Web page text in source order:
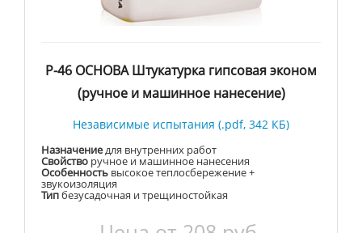
Р-46 ОСНОВА Штукатурка гипсовая эконом
(ручное и машинное нанесение)
Независимые испытания (.pdf, 342 КБ)
Назначениедля внутренних работ
Свойство ручное и машинное нанесения
Особенность высокое теплосбережение +
звукоизоляция
Типбезусадочная и трещиностойкая